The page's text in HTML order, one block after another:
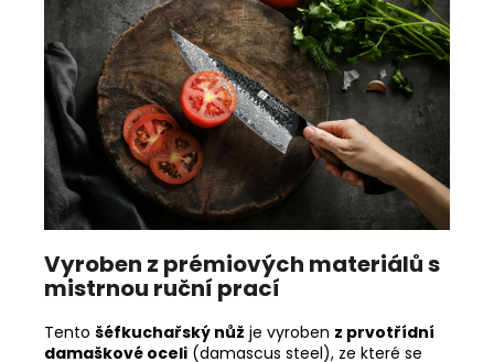
Vyroben z prémiových materiálů s
mistrnou ruční prací
Tento šéfkuchařský nůž je vyroben z prvotřídní
damaškové oceli (damascus steel), ze které se